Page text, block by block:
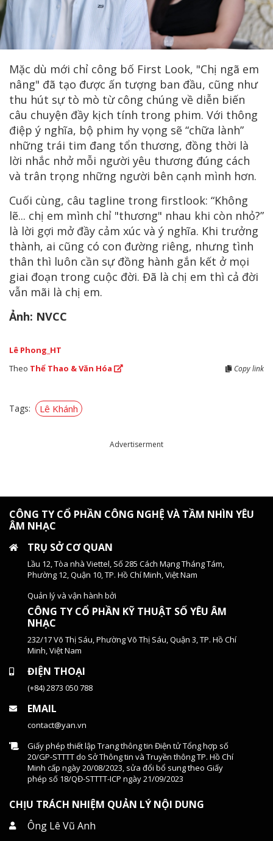
Mặc dù mới chỉ công bố First Look, "Chị ngã em
nâng" đã tạo được ấn tượng ban đầu, cũng như
thu hút sự tò mò từ công chúng về diễn biến
câu chuyện đầy kịch tính trong phim. Với thông
điệp ý nghĩa, bộ phim hy vọng sẽ “chữa lành”
những trái tim đang tổn thương, đồng thời là
lời nhắc nhở mỗi người yêu thương đúng cách
và trân trọng những người bên cạnh mình hơn.
Cuối cùng, câu tagline trong firstlook: “Không
lẽ... chị em mình chỉ "thương" nhau khi còn nhỏ?”
là lời gợi mở đầy cảm xúc và ý nghĩa. Khi trưởng
thành, ai cũng có con đường riêng, nhưng tình
thân thì luôn cần sự đồng hành gắn kết ở mọi
giai đoạn trong cuộc đời. Đã là chị em thì cả đời
vẫn mãi là chị em.
Ảnh: NVCC
Lê Phong_HT
Theo Thể Thao & Văn Hóa Copy link
Tags: Lê Khánh
Advertiserment
CÔNG TY CỔ PHẦN CÔNG NGHỆ VÀ TẦM NHÌN YÊU
ÂM NHẠC
TRỤ SỞ CƠ QUAN
Lầu 12, Tòa nhà Viettel, Số 285 Cách Mạng Tháng Tám,
Phường 12, Quận 10, TP. Hồ Chí Minh, Việt Nam
Quản lý và vận hành bởi
CÔNG TY CỔ PHẦN KỸ THUẬT SỐ YÊU ÂM
NHẠC
232/17 Võ Thị Sáu, Phường Võ Thị Sáu, Quận 3, TP. Hồ Chí
Minh, Việt Nam
ĐIỆN THOẠI
(+84) 2873 050 788
EMAIL
contact@yan.vn
Giấy phép thiết lập Trang thông tin Điện tử Tổng hợp số
20/GP-STTTT do Sở Thông tin và Truyền thông TP. Hồ Chí
Minh cấp ngày 20/08/2023, sửa đổi bổ sung theo Giấy
phép số 18/QĐ-STTTT-ICP ngày 21/09/2023
CHỊU TRÁCH NHIỆM QUẢN LÝ NỘI DUNG
Ông Lê Vũ Anh